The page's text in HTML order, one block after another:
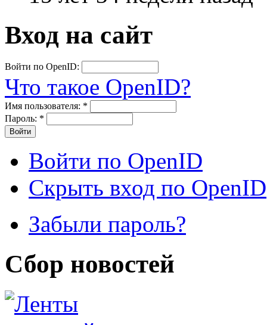
Вход на сайт
Войти по OpenID:
Что такое OpenID?
Имя пользователя: *
Пароль: *
Войти по OpenID
Скрыть вход по OpenID
Забыли пароль?
Сбор новостей